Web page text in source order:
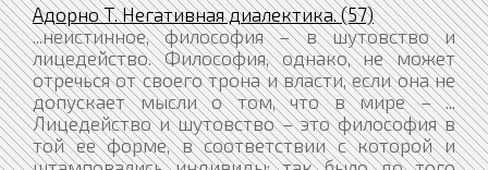
Адорно Т. Негативная диалектика. (57)
...неистинное, философия – в шутовство и
лицедейство. Философия, однако, не может
отречься от своего трона и власти, если она не
допускает мысли о том, что в мире – ...
Лицедейство и шутовство – это философия в
той ее форме, в соответствии с которой и